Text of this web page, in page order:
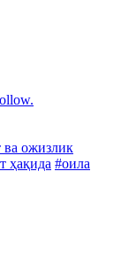
ва ожизлик
ҳақида #оила